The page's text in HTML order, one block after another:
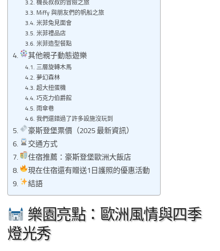
機長叔叔的冒險之旅
Miffy 與朋友們的帆船之旅
米菲兔見面會
米菲禮品店
米菲造型餐點
其他親子動態遊樂
三層旋轉木馬
夢幻森林
超大扭蛋機
巧克力伯爵館
雨傘巷
我們還錯過了許多設施沒玩到
豪斯登堡票價（2025 最新資訊）
交通方式
住宿推薦：豪斯登堡歐洲大飯店
現在住宿還有贈送1日護照的優惠活動
結語
樂園亮點：歐洲風情與四季
燈光秀